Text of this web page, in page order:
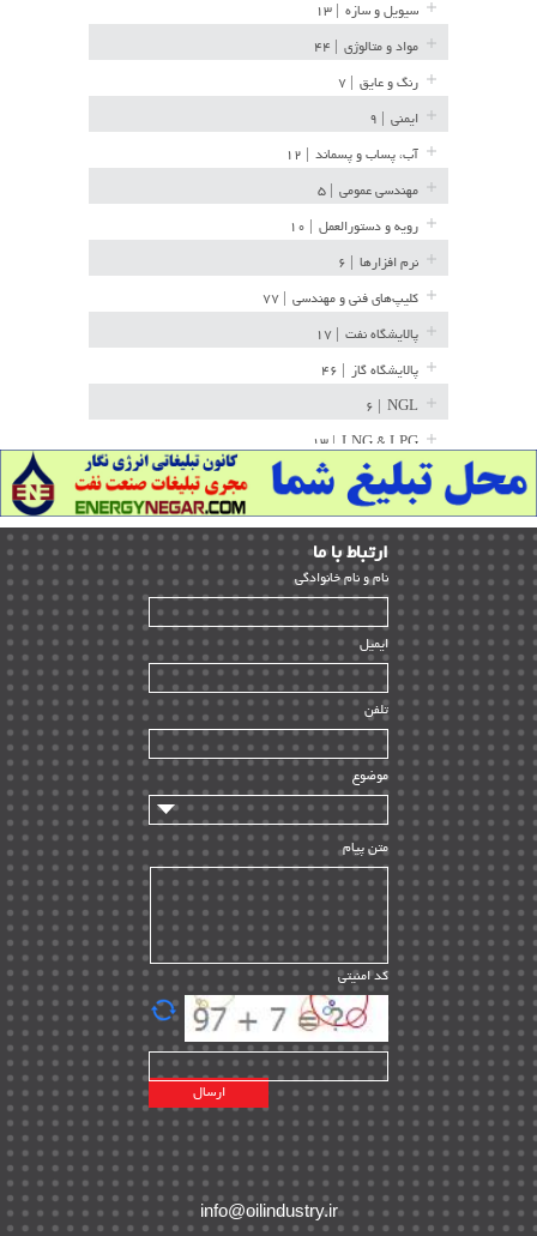
سیویل و سازه
مواد و متالوژی
رنگ و عایق
ایمنی
آب، پساب و پسماند
مهندسی عمومی
رویه و دستورالعمل
نرم افزارها
کلیپ‌های فنی و مهندسی
پالایشگاه نفت
پالایشگاه گاز
NGL
LNG & LPG | ۱۳
خط لوله | ۳۶
مخازن ذخیره | ۱۵
پتروشیمی | ۱۴
بازرسی و QC | ۱۵
HSE | ۳۹
ساخت و نصب | ۱۲
راه اندازی | ۹
سازندگان و تامین کنندگان | ۱۰
تامین مالی و سرمایه گذاری | ۳۲
ماشین آلات
مدیریت پروژه
مدیریت دانش
مدیریت سازمانی و عمومی | ۲
تأمین کالا | ۱۳
EPC | ۲۰
پیمانکاران بین المللی | ۸
اطلاعات انرژی کشورها | ۱۴
پروژه های خارجی | ۱۵
نقشه های نفت و گاز خارجی | ۱۰
شرکت های نفتی | ۱۴
پلانت های فعال | ۴۰
ارﺗﺒﺎط ﺑﺎ ما
ﻧﺎم و ﻧﺎم ﺧﺎﻧﻮادﮔﻰ
ایمیل
تلفن
موضوع
متن پیام
کد امنیتی
info@oilindustry.ir